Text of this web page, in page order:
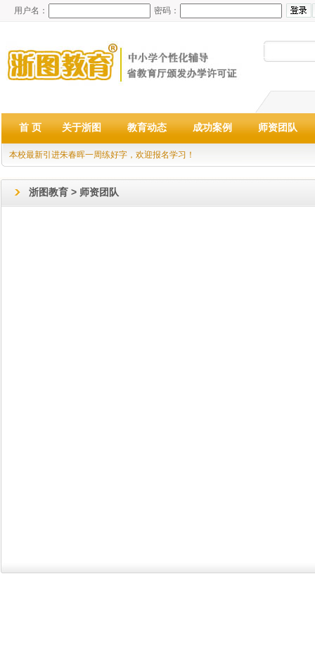
用户名： 密码：
首 页 关于浙图 教育动态 成功案例 师资团队
本校最新引进朱春晖一周练好字，欢迎报名学习！
浙图教育 > 师资团队